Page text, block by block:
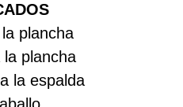
plancha
la plancha
la espalda